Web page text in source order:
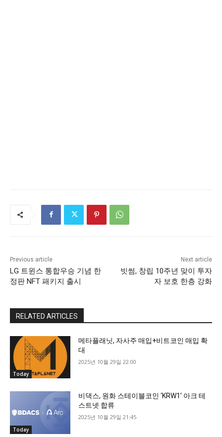
Previous article
LG 트윈스 통합우승 기념 한
정판 NFT 패키지 출시
Next article
빗썸, 창립 10주년 맞이 투자
자 보호 한층 강화
RELATED ARTICLES
Today
메타플래닛, 자사주 매입+비트코인 매입 확
대
2025년 10월 29일 22:00
Today
비댁스, 원화 스테이블코인 ‘KRW1’ 아크 테
스트넷 합류
2025년 10월 29일 21:45